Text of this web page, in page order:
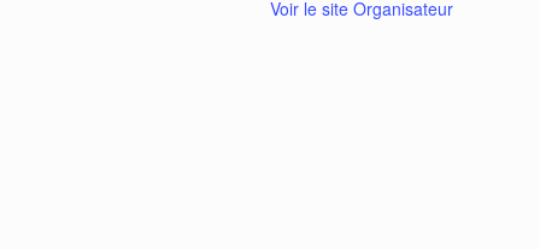
Voir le site Organisateur